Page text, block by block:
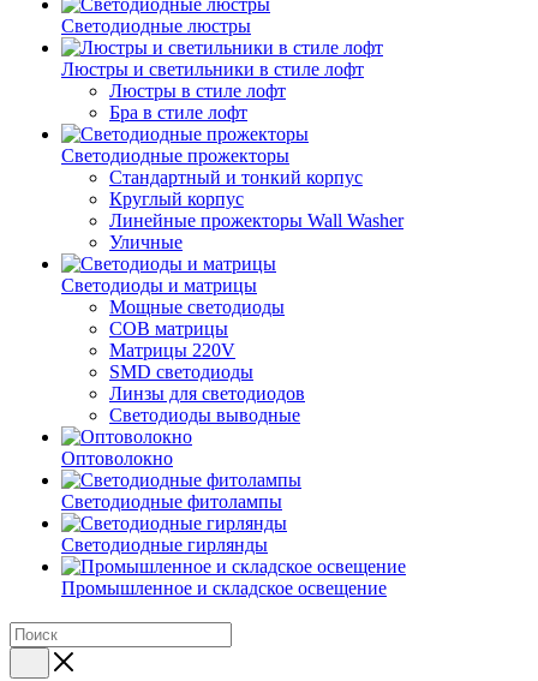
Светодиодные люстры
Люстры и светильники в стиле лофт
Люстры в стиле лофт
Бра в стиле лофт
Светодиодные прожекторы
Стандартный и тонкий корпус
Круглый корпус
Линейные прожекторы Wall Washer
Уличные
Светодиоды и матрицы
Мощные светодиоды
COB матрицы
Матрицы 220V
SMD светодиоды
Линзы для светодиодов
Светодиоды выводные
Оптоволокно
Светодиодные фитолампы
Светодиодные гирлянды
Промышленное и складское освещение